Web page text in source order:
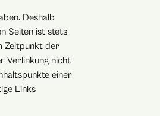
Deshalb
Seiten ist stets
Zeitpunkt der
Verlinkung nicht
einer
Links